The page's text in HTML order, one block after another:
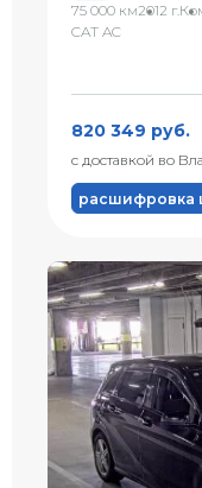
75 000 км2012 г.
CAT AC
820 349 руб.
с доставкой во
расшифровка